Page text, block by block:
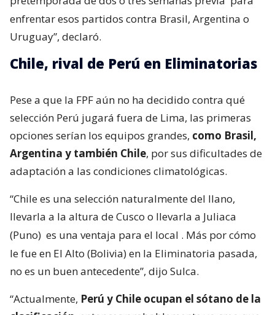
enfrentar esos partidos contra Brasil, Argentina o
Uruguay”, declaró.
Chile, rival de Perú en Eliminatorias
Pese a que la FPF aún no ha decidido contra qué
selección Perú jugará fuera de Lima, las primeras
opciones serían los equipos grandes, como Brasil,
Argentina y también Chile, por sus dificultades de
adaptación a las condiciones climatológicas.
“Chile es una selección naturalmente del llano,
llevarla a la altura de Cusco o llevarla a Juliaca
(Puno) es una ventaja para el local . Más por cómo
le fue en El Alto (Bolivia) en la Eliminatoria pasada,
no es un buen antecedente”, dijo Sulca.
“Actualmente, Perú y Chile ocupan el sótano de la